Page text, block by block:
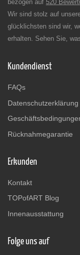
bezogen auf 520
Wir sind stolz auf
glücklichsten sind wir,
erhalten. Sehen Sie,
Kundendienst
FAQs
Datenschutzerklärung
Rücknahmegarantie
Erkunden
Kontakt
TOPofART Blog
Innenausstattung
Folge uns auf